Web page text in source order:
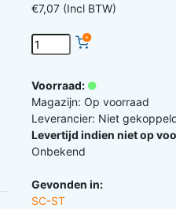
€7,07 (Incl BTW)
Voorraad:
Magazijn: Op voorraad
Leverancier: Niet
Levertijd indien niet op
Onbekend
Gevonden in:
SC-ST